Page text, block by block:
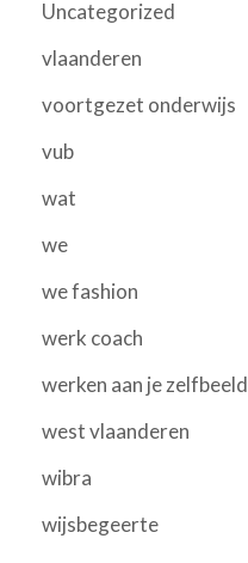
Uncategorized
vlaanderen
voortgezet onderwijs
vub
wat
we
we fashion
werk coach
werken aan je zelfbeeld
west vlaanderen
wibra
wijsbegeerte